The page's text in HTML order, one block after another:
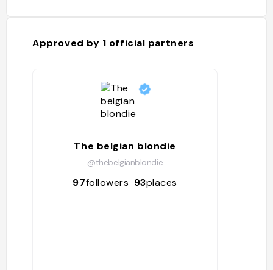
Approved by 1 official partners
The belgian blondie
@thebelgianblondie
97followers 93places